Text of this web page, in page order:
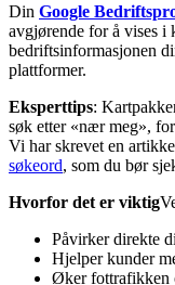
Din Google
avgjørende for å vises i
bedriftsinformasjonen
plattformer.
Eksperttips:
søk etter «nær meg»,
Vi har skrevet en
søkeord, som du bør
Hvorfor det er viktig
Påvirker direkte
Hjelper kunder
Øker fottrafikken